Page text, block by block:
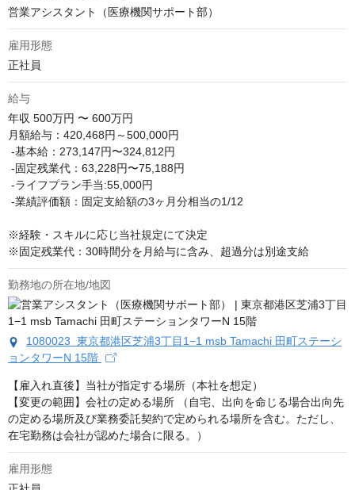
営業アシスタント（医療機関サポート部）
雇用形態
正社員
給与
年収 500万円 〜 600万円
月額給与：420,468円～500,000円
※経験・スキルに応じ当社規定にて決定
※固定残業代：30時間分を月給与に含み、超過分は別途支給
勤務地の所在地/地図
1080023 東京都港区芝浦3丁目1−1 msb Tamachi 田町ステーシ
ョンタワーN 15階
【雇入れ直後】当社が指定する場所（本社を想定）
【変更の範囲】会社の定める場所 （自宅、出向を命じる場合出向先
の定める場所及び業務委託契約で定められる場所を含む。ただし、
在宅勤務は会社が認めた場合に限る。）
雇用形態